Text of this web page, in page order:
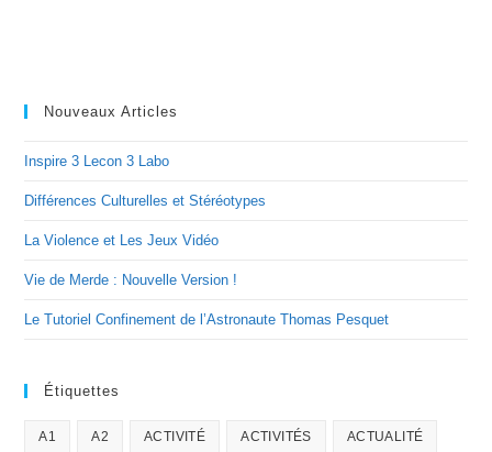
Nouveaux Articles
Inspire 3 Lecon 3 Labo
Différences Culturelles et Stéréotypes
La Violence et Les Jeux Vidéo
Vie de Merde : Nouvelle Version !
Le Tutoriel Confinement de l’Astronaute Thomas Pesquet
Étiquettes
A1 A2 ACTIVITÉ ACTIVITÉS ACTUALITÉ